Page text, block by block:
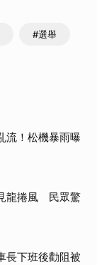
#選舉
流！松機暴雨曝
龍捲風 民眾驚
長下班後勸阻被